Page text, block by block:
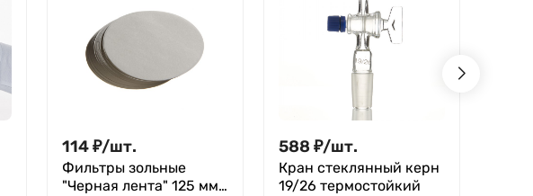
114₽/шт.
Фильтры зольные
"Черная лента" 125 мм,
588 ₽/шт.
Кран стеклянный керн
19/26 термостойкий